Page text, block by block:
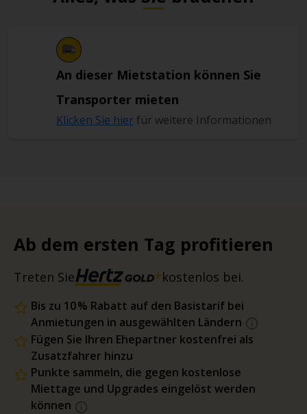
An dieser Mietstation können Sie
Transporter mieten
Klicken Sie hier für weitere Informationen
Ab dem ersten Tag profitieren
Treten Sie kostenlos bei.
Bis zu 10 % Rabatt auf den Basistarif bei
Anmietungen in ausgewählten Ländern
Fügen Sie Ihren Ehepartner kostenfrei als
Zusatzfahrer hinzu
Punkte sammeln, die gegen kostenlose
Miettage und Upgrades eingelöst werden
können